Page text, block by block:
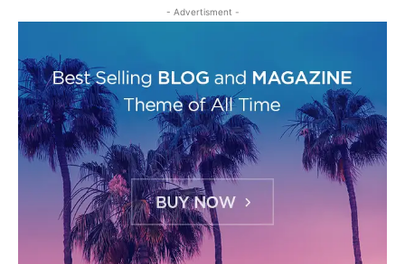
- Advertisment -